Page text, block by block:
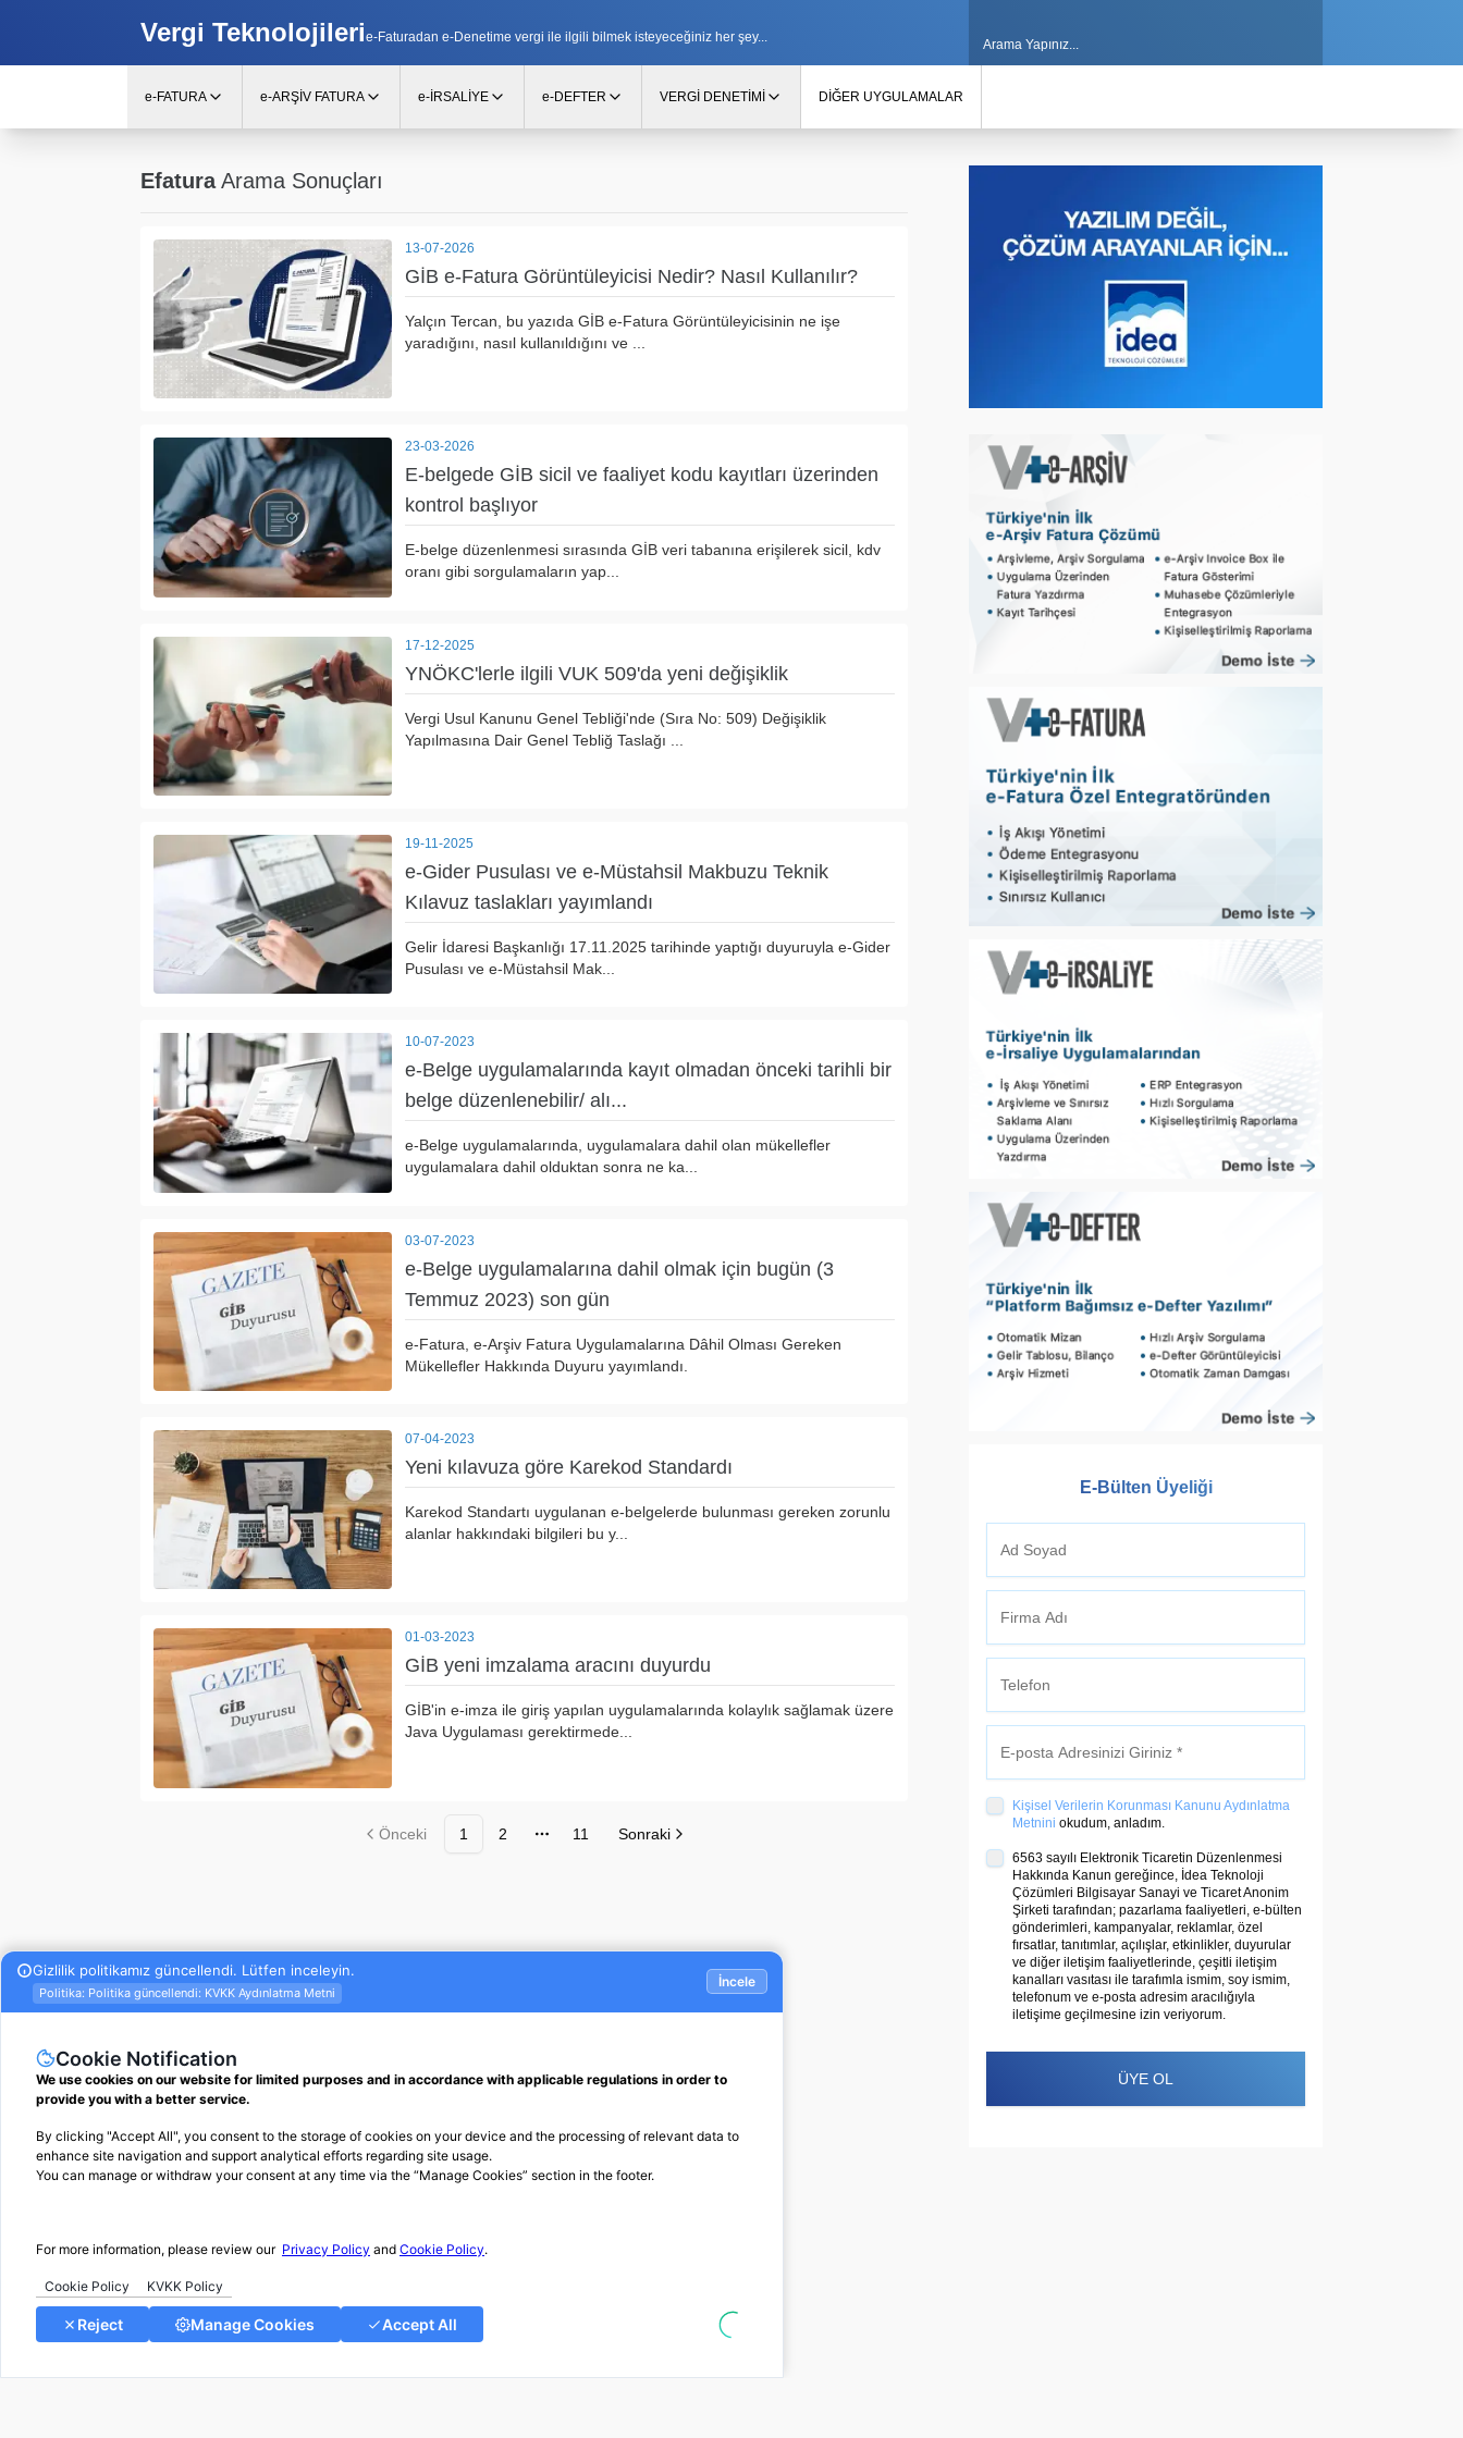
Vergi Teknolojilerie-Faturadan e-Denetime vergi ile ilgili bilmek isteyeceğiniz her şey...
e-FATURA e-ARŞİV FATURA e-İRSALİYE e-DEFTER VERGİ DENETİMİ DİĞER UYGULAMALAR
EfaturaArama Sonuçları
13-07-2026
GİB e-Fatura Görüntüleyicisi Nedir? Nasıl Kullanılır?
Yalçın Tercan, bu yazıda GİB e-Fatura Görüntüleyicisinin ne işe
yaradığını, nasıl kullanıldığını ve ...
23-03-2026
E-belgede GİB sicil ve faaliyet kodu kayıtları üzerinden
kontrol başlıyor
E-belge düzenlenmesi sırasında GİB veri tabanına erişilerek sicil, kdv
oranı gibi sorgulamaların yap...
17-12-2025
YNÖKC'lerle ilgili VUK 509'da yeni değişiklik
Vergi Usul Kanunu Genel Tebliği'nde (Sıra No: 509) Değişiklik
Yapılmasına Dair Genel Tebliğ Taslağı ...
19-11-2025
e-Gider Pusulası ve e-Müstahsil Makbuzu Teknik
Kılavuz taslakları yayımlandı
Gelir İdaresi Başkanlığı 17.11.2025 tarihinde yaptığı duyuruyla e-Gider
Pusulası ve e-Müstahsil Mak...
10-07-2023
e-Belge uygulamalarında kayıt olmadan önceki tarihli bir
belge düzenlenebilir/ alı...
e-Belge uygulamalarında, uygulamalara dahil olan mükellefler
uygulamalara dahil olduktan sonra ne ka...
03-07-2023
e-Belge uygulamalarına dahil olmak için bugün (3
Temmuz 2023) son gün
e-Fatura, e-Arşiv Fatura Uygulamalarına Dâhil Olması Gereken
Mükellefler Hakkında Duyuru yayımlandı.
07-04-2023
Yeni kılavuza göre Karekod Standardı
Karekod Standartı uygulanan e-belgelerde bulunması gereken zorunlu
alanlar hakkındaki bilgileri bu y...
01-03-2023
GİB yeni imzalama aracını duyurdu
GİB'in e-imza ile giriş yapılan uygulamalarında kolaylık sağlamak üzere
Java Uygulaması gerektirmede...
Önceki 1 2
Sayfalar
11 Sonraki
E-Bülten Üyeliği
Kişisel Verilerin Korunması Kanunu Aydınlatma
Metnini okudum, anladım.
6563 sayılı Elektronik Ticaretin Düzenlenmesi
Hakkında Kanun gereğince, İdea Teknoloji
Çözümleri Bilgisayar Sanayi ve Ticaret Anonim
Şirketi tarafından; pazarlama faaliyetleri, e-bülten
gönderimleri, kampanyalar, reklamlar, özel
fırsatlar, tanıtımlar, açılışlar, etkinlikler, duyurular
ve diğer iletişim faaliyetlerinde, çeşitli iletişim
kanalları vasıtası ile tarafımla ismim, soy ismim,
telefonum ve e-posta adresim aracılığıyla
iletişime geçilmesine izin veriyorum.
ÜYE OL